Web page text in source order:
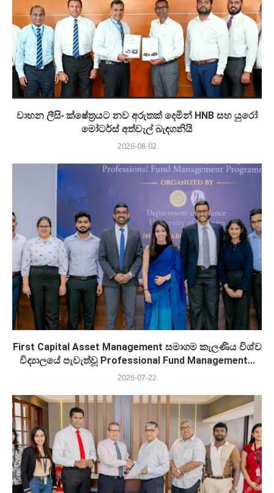
වාහන ලීසිං ක්ෂේත්‍රයට නව අරුතක් දෙමින් HNB සහ යුරෝ
මෝටර්ස් අත්වැල් බැඳගනියි
2026-08-02
First Capital Asset Management සමාගම කැලණිය විශ්ව
විද්‍යාලයේ පැවැත්වූ Professional Fund Management...
2026-07-22